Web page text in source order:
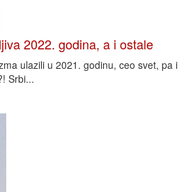
2022. godina, a i ostale
ulazili u 2021. godinu, ceo svet, pa i
Srbi...